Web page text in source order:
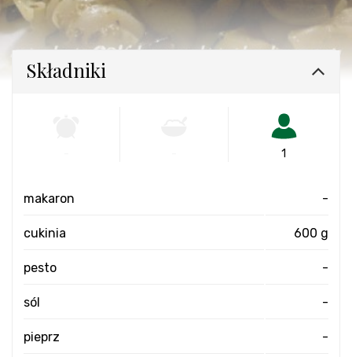
Składniki
1
makaron -
cukinia 600 g
pesto -
sól -
pieprz -